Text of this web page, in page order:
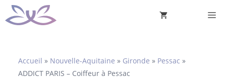
Aller
au
Accueil » Nouvelle-Aquitaine » Gironde » Pessac »
ADDICT PARIS – Coiffeur à Pessac